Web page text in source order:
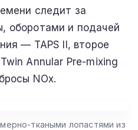
следит за
оборотами и подачей
— TAPS II, второе
Annular Pre-mixing
NOx.
ткаными лопастями из